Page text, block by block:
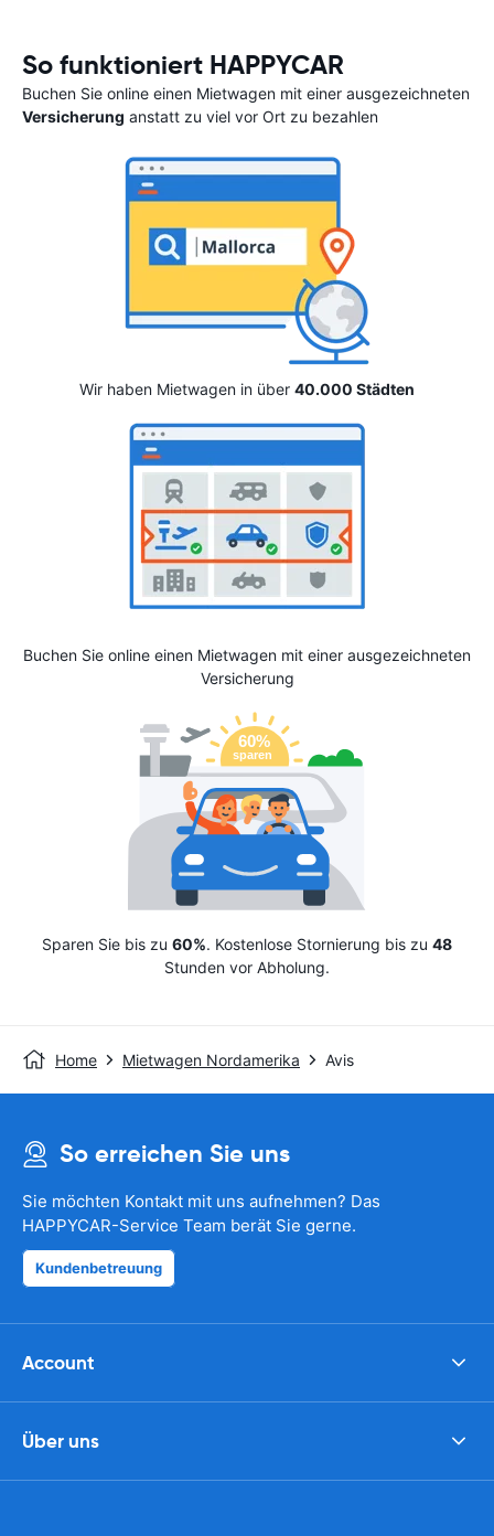
So funktioniert HAPPYCAR
Buchen Sie online einen Mietwagen mit einer ausgezeichneten
Versicherung anstatt zu viel vor Ort zu bezahlen
Wir haben Mietwagen in über 40.000 Städten
Buchen Sie online einen Mietwagen mit einer ausgezeichneten
Versicherung
Sparen Sie bis zu 60%. Kostenlose Stornierung bis zu 48
Stunden vor Abholung.
Home Mietwagen Nordamerika Avis
So erreichen Sie uns
Sie möchten Kontakt mit uns aufnehmen? Das
HAPPYCAR-Service Team berät Sie gerne.
Kundenbetreuung
Account
Über uns